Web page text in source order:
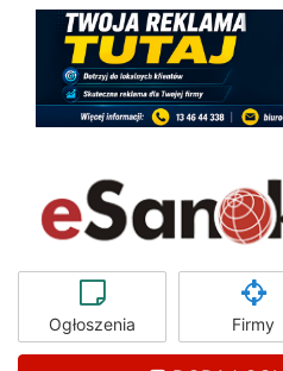
Ogłoszenia Firmy